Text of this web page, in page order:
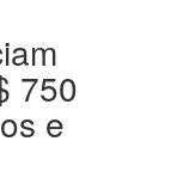
750
e